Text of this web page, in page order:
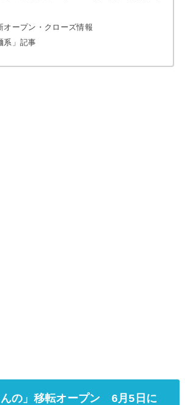
オープン・クローズ情報
系」記事
んの」移転オープン 6月5日に